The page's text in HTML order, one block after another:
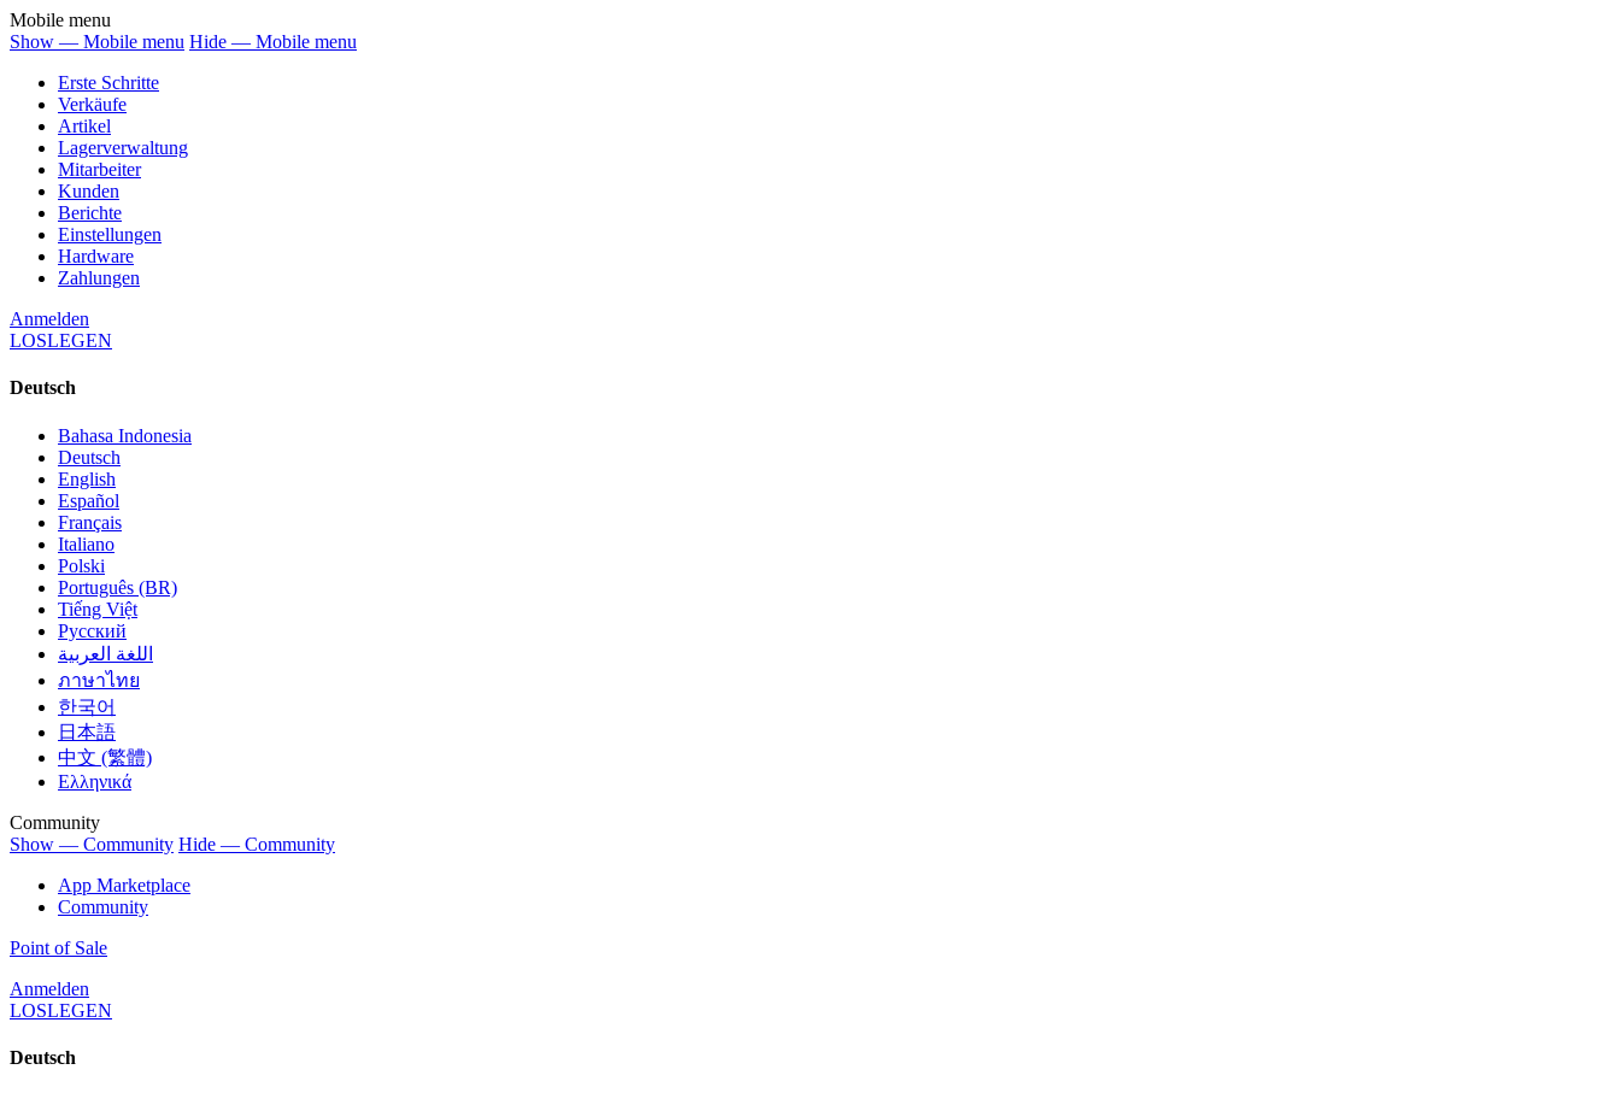
Mobile menu
Show — Mobile menu Hide — Mobile menu
Erste Schritte
Verkäufe
Artikel
Lagerverwaltung
Mitarbeiter
Kunden
Berichte
Einstellungen
Hardware
Zahlungen
Anmelden
LOSLEGEN
Deutsch
Bahasa Indonesia
Deutsch
English
Español
Français
Italiano
Polski
Português (BR)
Tiếng Việt
Русский
اللغة العربية
ภาษาไทย
한국어
日本語
中文 (繁體)
Ελληνικά
Community
Show — Community Hide — Community
App Marketplace
Community
Point of Sale
Anmelden
LOSLEGEN
Deutsch